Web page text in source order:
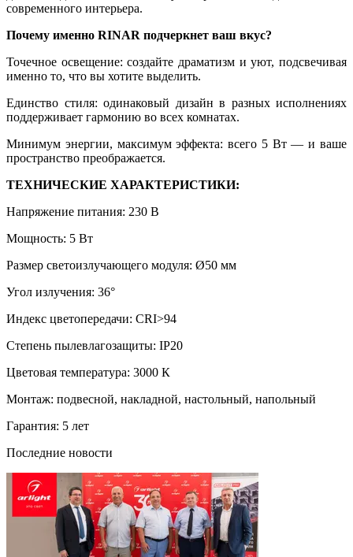
современного интерьера.
Почему именно RINAR подчеркнет ваш вкус?
Точечное освещение: создайте драматизм и уют, подсвечивая
именно то, что вы хотите выделить.
Единство стиля: одинаковый дизайн в разных исполнениях
поддерживает гармонию во всех комнатах.
Минимум энергии, максимум эффекта: всего 5 Вт — и ваше
пространство преображается.
ТЕХНИЧЕСКИЕ ХАРАКТЕРИСТИКИ:
Напряжение питания: 230 В
Мощность: 5 Вт
Размер светоизлучающего модуля: Ø50 мм
Угол излучения: 36°
Индекс цветопередачи: CRI>94
Степень пылевлагозащиты: IP20
Цветовая температура: 3000 К
Монтаж: подвесной, накладной, настольный, напольный
Гарантия: 5 лет
Последние новости